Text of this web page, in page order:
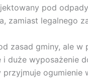
pod
zamiast legalnego
zasad gminy, ale
i duże wyposażenie
przyjmuje